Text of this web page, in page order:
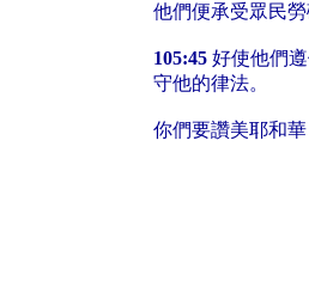
他們便承受眾民
105:45 好使他們
守他的律法。
你們要讚美耶和